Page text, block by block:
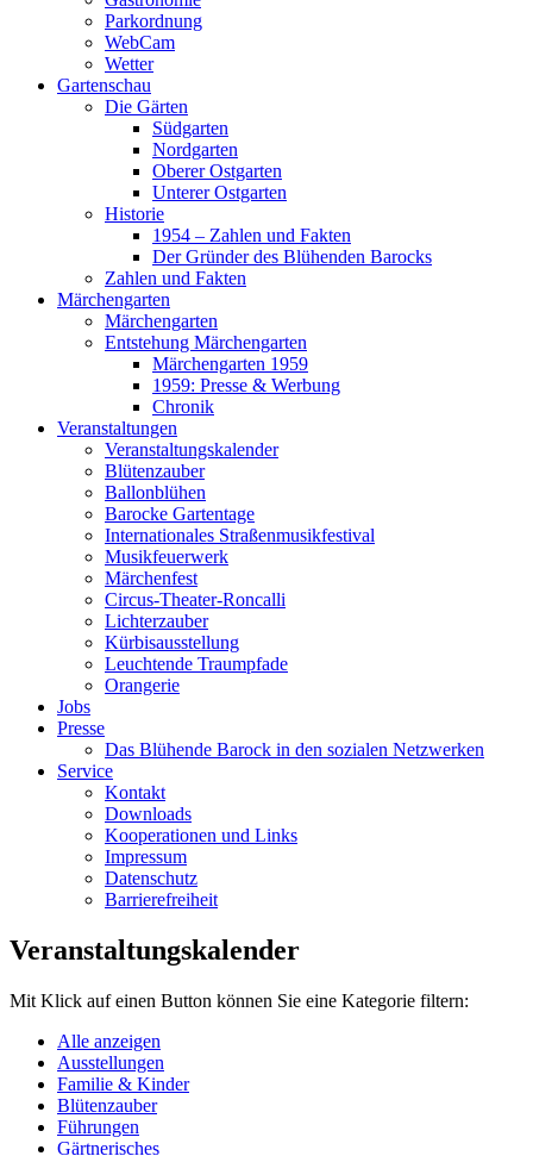
Parkordnung
WebCam
Wetter
Gartenschau
Die Gärten
Südgarten
Nordgarten
Oberer Ostgarten
Unterer Ostgarten
Historie
1954 – Zahlen und Fakten
Der Gründer des Blühenden Barocks
Zahlen und Fakten
Märchengarten
Märchengarten
Entstehung Märchengarten
Märchengarten 1959
1959: Presse & Werbung
Chronik
Veranstaltungen
Veranstaltungskalender
Blütenzauber
Ballonblühen
Barocke Gartentage
Internationales Straßenmusikfestival
Musikfeuerwerk
Märchenfest
Circus-Theater-Roncalli
Lichterzauber
Kürbisausstellung
Leuchtende Traumpfade
Orangerie
Jobs
Presse
Das Blühende Barock in den sozialen Netzwerken
Service
Kontakt
Downloads
Kooperationen und Links
Impressum
Datenschutz
Barrierefreiheit
Veranstaltungskalender
Mit Klick auf einen Button können Sie eine Kategorie filtern:
Alle anzeigen
Ausstellungen
Familie & Kinder
Blütenzauber
Führungen
Gärtnerisches